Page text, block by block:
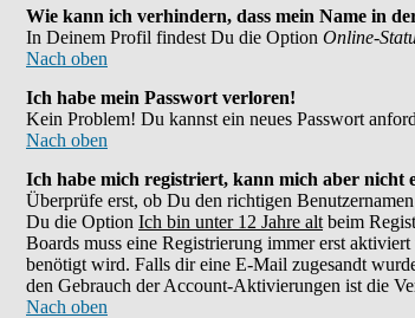
Wie kann ich verhindern, dass mein Name in
In Deinem Profil findest Du die Option Online-
Nach oben
Ich habe mein Passwort verloren!
Kein Problem! Du kannst ein neues Passwort
Nach oben
Ich habe mich registriert, kann mich aber nicht
Überprüfe erst, ob Du den richtigen
Du die Option Ich bin unter 12 Jahre alt beim
Boards muss eine Registrierung immer erst
benötigt wird. Falls dir eine E-Mail zugesandt
den Gebrauch der Account-Aktivierungen ist die
Nach oben